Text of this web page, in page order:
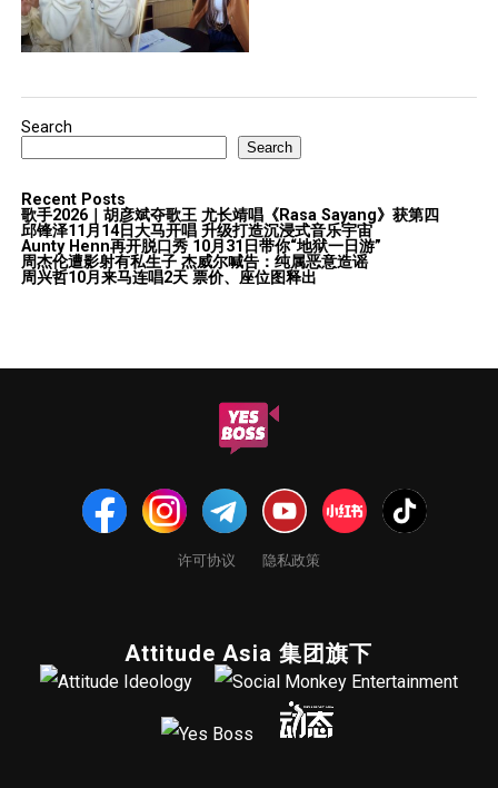
Search
Search
Recent Posts
歌手2026｜胡彦斌夺歌王 尤长靖唱《Rasa Sayang》获第四
邱锋泽11月14日大马开唱 升级打造沉浸式音乐宇宙
Aunty Henn再开脱口秀 10月31日带你“地狱一日游”
周杰伦遭影射有私生子 杰威尔喊告：纯属恶意造谣
周兴哲10月来马连唱2天 票价、座位图释出
许可协议 隐私政策
Attitude Asia 集团旗下